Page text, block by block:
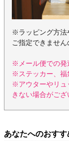
※ラッピング方法
ご指定できません
※メール便での発
※ステッカー、福
※アウターやリュ
きない場合がござ
あなたへのおす